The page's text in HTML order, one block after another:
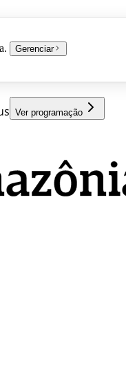
Gerenciar
Ver programação